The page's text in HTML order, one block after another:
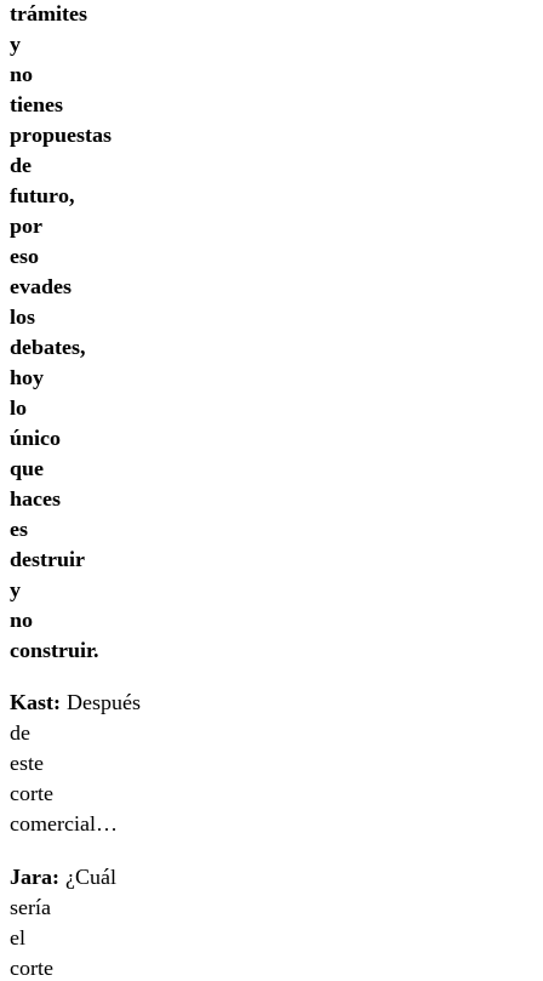
trámites
y
no
tienes
propuestas
de
futuro,
por
eso
evades
los
debates,
hoy
lo
único
que
haces
es
destruir
y
no
construir.
Kast: Después
de
este
corte
comercial…
Jara: ¿Cuál
sería
el
corte